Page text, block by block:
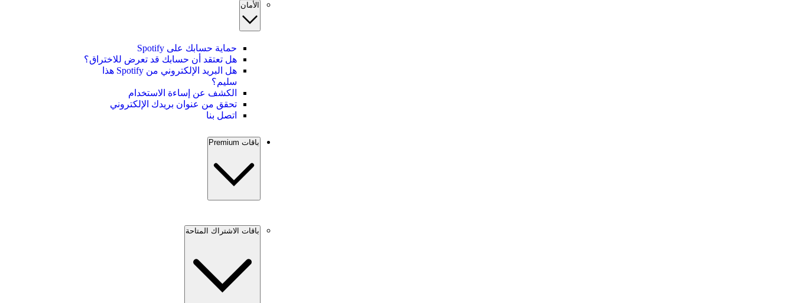
الأمان
حماية حسابك على Spotify
هل تعتقد أن حسابك قد تعرض للاختراق؟
هل البريد الإلكتروني من Spotify هذا
سليم؟
الكشف عن إساءة الاستخدام
تحقق من عنوان بريدك الإلكتروني
اتصل بنا
باقات Premium
باقات الاشتراك المتاحة